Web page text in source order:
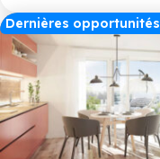
Dernières opportunités